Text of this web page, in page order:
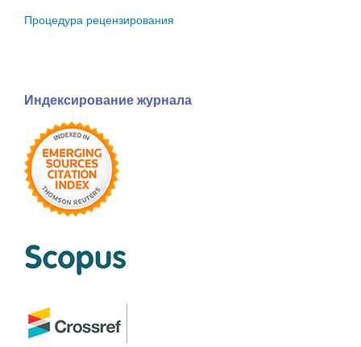
Процедура рецензирования
Индексирование журнала